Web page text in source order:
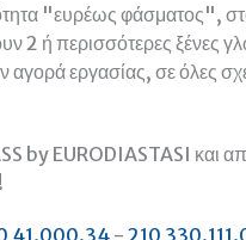
Online
την
"ευρέως φάσματος",
2 ή περισσότερες ξένες
αγορά εργασίας, σε όλες
by EURODIASTASI και